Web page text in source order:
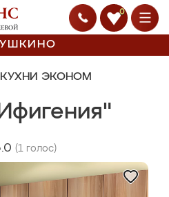
0
КУХНИ ЭКОНОМ
(1 голос)